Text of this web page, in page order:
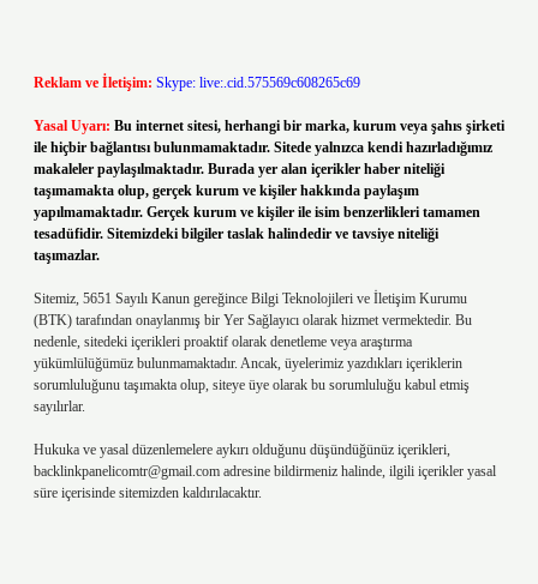
Reklam ve İletişim: Skype: live:.cid.575569c608265c69
Yasal Uyarı: Bu internet sitesi, herhangi bir marka, kurum veya şahıs şirketi
ile hiçbir bağlantısı bulunmamaktadır. Sitede yalnızca kendi hazırladığımız
makaleler paylaşılmaktadır. Burada yer alan içerikler haber niteliği
taşımamakta olup, gerçek kurum ve kişiler hakkında paylaşım
yapılmamaktadır. Gerçek kurum ve kişiler ile isim benzerlikleri tamamen
tesadüfidir. Sitemizdeki bilgiler taslak halindedir ve tavsiye niteliği
taşımazlar.
Sitemiz, 5651 Sayılı Kanun gereğince Bilgi Teknolojileri ve İletişim Kurumu
(BTK) tarafından onaylanmış bir Yer Sağlayıcı olarak hizmet vermektedir. Bu
nedenle, sitedeki içerikleri proaktif olarak denetleme veya araştırma
yükümlülüğümüz bulunmamaktadır. Ancak, üyelerimiz yazdıkları içeriklerin
sorumluluğunu taşımakta olup, siteye üye olarak bu sorumluluğu kabul etmiş
sayılırlar.
Hukuka ve yasal düzenlemelere aykırı olduğunu düşündüğünüz içerikleri,
backlinkpanelicomtr@gmail.com adresine bildirmeniz halinde, ilgili içerikler yasal
süre içerisinde sitemizden kaldırılacaktır.